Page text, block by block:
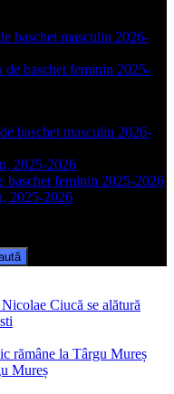
baschet masculin 2026-
baschet feminin 2025-
baschet masculin 2026-
2025-2026
baschet feminin 2025-2026
2025-2026
Ciucă se alătură
rămâne la Târgu Mureș
Mureș